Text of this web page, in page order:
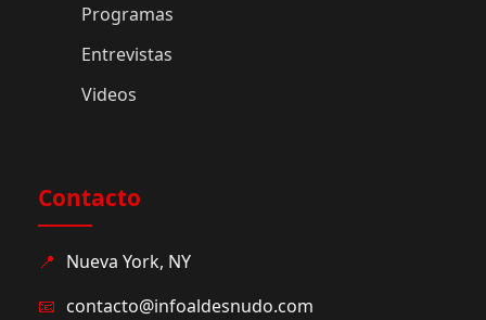
Programas
Entrevistas
Videos
Contacto
📍 Nueva York, NY
📧 contacto@infoaldesnudo.com